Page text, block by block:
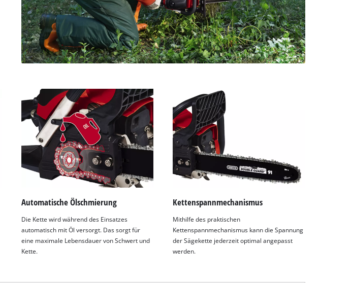
Automatische Ölschmierung
Die Kette wird während des Einsatzes
automatisch mit Öl versorgt. Das sorgt für
eine maximale Lebensdauer von Schwert und
Kette.
Kettenspannmechanismus
Mithilfe des praktischen
Kettenspannmechanismus kann die Spannung
der Sägekette jederzeit optimal angepasst
werden.